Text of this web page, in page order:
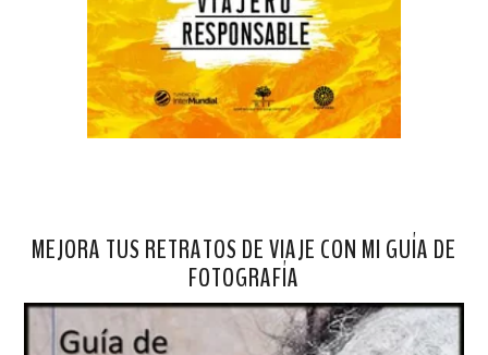
MEJORA TUS RETRATOS DE VIAJE CON MI GUÍA DE
FOTOGRAFÍA